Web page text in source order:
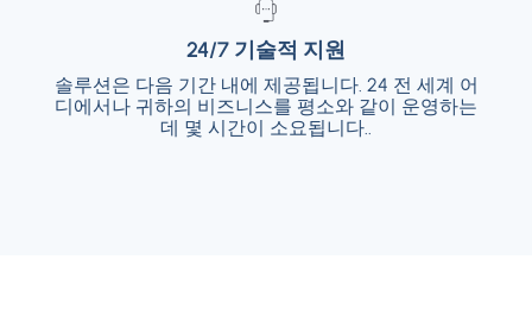
24/7 기술적 지원
솔루션은 다음 기간 내에 제공됩니다. 24 전 세계 어
디에서나 귀하의 비즈니스를 평소와 같이 운영하는
데 몇 시간이 소요됩니다..
24/7 기술적 지원
솔루션은 다음 기간 내에 제공됩니다. 24 전 세
계 어디에서나 귀하의 비즈니스를 평소와 같이
운영하는 데 몇 시간이 소요됩니다..